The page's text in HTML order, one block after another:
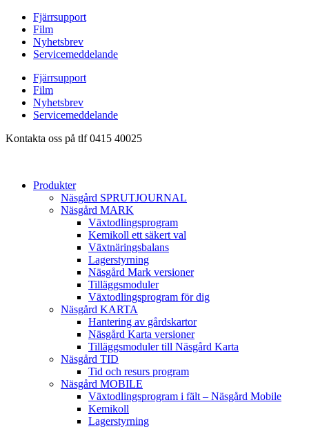
Hoppa
innehåll
Fjärrsupport
Film
Nyhetsbrev
Servicemeddelande
Fjärrsupport
Film
Nyhetsbrev
Servicemeddelande
Kontakta oss på tlf 0415 40025
Produkter
Näsgård SPRUTJOURNAL
Näsgård MARK
Växtodlingsprogram
Kemikoll ett säkert val
Växtnäringsbalans
Lagerstyrning
Näsgård Mark versioner
Tilläggsmoduler
Växtodlingsprogram för dig
Näsgård KARTA
Hantering av gårdskartor
Näsgård Karta versioner
Tilläggsmoduler till Näsgård Karta
Näsgård TID
Tid och resurs program
Näsgård MOBILE
Växtodlingsprogram i fält – Näsgård Mobile
Kemikoll
Lagerstyrning